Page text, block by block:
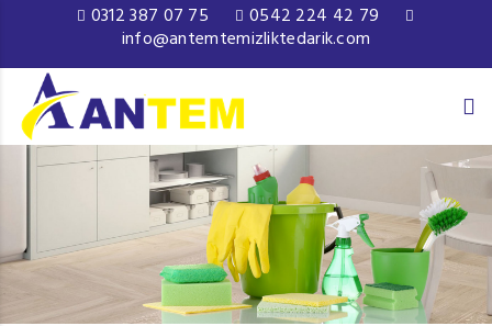
0312 387 07 75
0542 224 42 79
info@antemtemizliktedarik.com